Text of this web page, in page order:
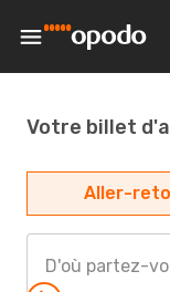
Votre billet
Aller-
D'où partez-